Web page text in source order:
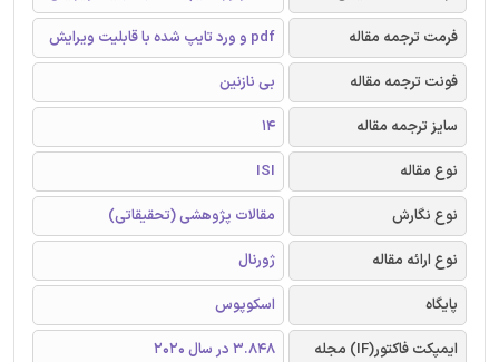
فرمت ترجمه مقاله
pdf و ورد تایپ شده با قابلیت ویرایش
فونت ترجمه مقاله
بی نازنین
سایز ترجمه مقاله
14
نوع مقاله
ISI
نوع نگارش
مقالات پژوهشی (تحقیقاتی)
نوع ارائه مقاله
ژورنال
پایگاه
اسکوپوس
ایمپکت فاکتور(IF) مجله
3.848 در سال 2020